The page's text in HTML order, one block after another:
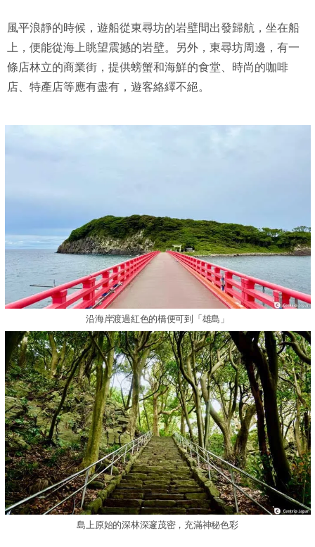
風平浪靜的時候，遊船從東尋坊的岩壁間出發歸航，坐在船
上，便能從海上眺望震撼的岩壁。另外，東尋坊周邊，有一
條店林立的商業街，提供螃蟹和海鮮的食堂、時尚的咖啡
店、特產店等應有盡有，遊客絡繹不絕。
沿海岸渡過紅色的橋便可到「雄島」
島上原始的深林深邃茂密，充滿神秘色彩